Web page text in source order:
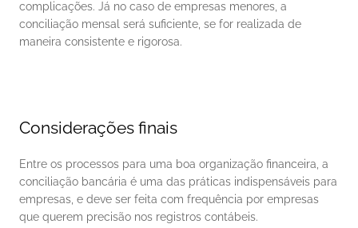
complicações. Já no caso de empresas menores, a
conciliação mensal será suficiente, se for realizada de
maneira consistente e rigorosa.
Considerações finais
Entre os processos para uma boa organização financeira, a
conciliação bancária é uma das práticas indispensáveis para
empresas, e deve ser feita com frequência por empresas
que querem precisão nos registros contábeis.